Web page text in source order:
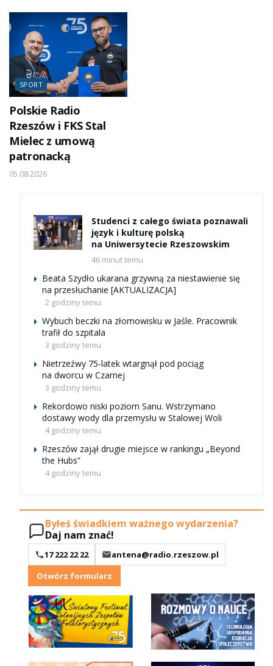
SPORT
Polskie Radio
Rzeszów i FKS Stal
Mielec z umową
patronacką
05.08.2026
Studenci z całego świata poznawali
język i kulturę polską
na Uniwersytecie Rzeszowskim
46 minut temu
Beata Szydło ukarana grzywną za niestawienie się
na przesłuchanie [AKTUALIZACJA]
2 godziny temu
Wybuch beczki na złomowisku w Jaśle. Pracownik
trafił do szpitala
3 godziny temu
Nietrzeźwy 75-latek wtargnął pod pociąg
na dworcu w Czarnej
3 godziny temu
Rekordowo niski poziom Sanu. Wstrzymano
dostawy wody dla przemysłu w Stalowej Woli
4 godziny temu
Rzeszów zajął drugie miejsce w rankingu „Beyond
the Hubs”
4 godziny temu
Byłeś świadkiem ważnego wydarzenia?
Daj nam znać!
17 222 22 22
antena@radio.rzeszow.pl
Otwórz formularz